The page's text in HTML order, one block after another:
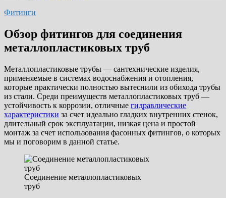
Фитинги
Обзор фитингов для соединения
металлопластиковых труб
Металлопластиковые трубы — сантехнические изделия,
применяемые в системах водоснабжения и отопления,
которые практически полностью вытеснили из обихода трубы
из стали. Среди преимуществ металлопластиковых труб —
устойчивость к коррозии, отличные гидравлические
характеристики за счет идеально гладких внутренних стенок,
длительный срок эксплуатации, низкая цена и простой
монтаж за счет использования фасонных фитингов, о которых
мы и поговорим в данной статье.
Соединение металлопластиковых
труб